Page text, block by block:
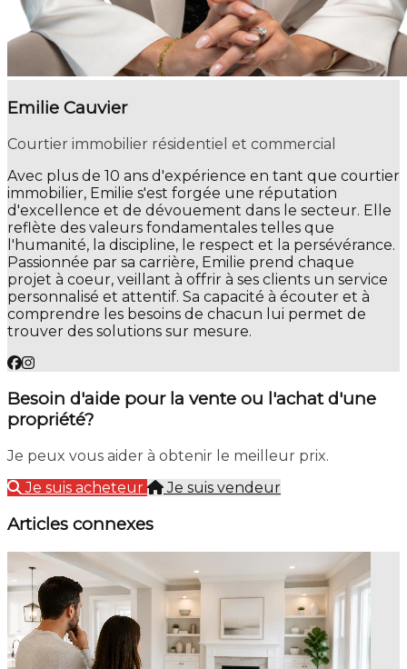
Emilie Cauvier
Courtier immobilier résidentiel et commercial
Avec plus de 10 ans d'expérience en tant que courtier
immobilier, Emilie s'est forgée une réputation
d'excellence et de dévouement dans le secteur. Elle
reflète des valeurs fondamentales telles que
l'humanité, la discipline, le respect et la persévérance.
Passionnée par sa carrière, Emilie prend chaque
projet à coeur, veillant à offrir à ses clients un service
personnalisé et attentif. Sa capacité à écouter et à
comprendre les besoins de chacun lui permet de
trouver des solutions sur mesure.
Besoin d'aide pour la vente ou l'achat d'une
propriété?
Je peux vous aider à obtenir le meilleur prix.
Je suis acheteur
Je suis vendeur
Articles connexes